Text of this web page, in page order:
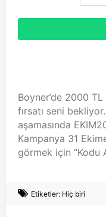
Boyner’de 2000
fırsatı seni
aşamasında
Kampanya 31
görmek için “Kodu
Etiketler: Hiç biri